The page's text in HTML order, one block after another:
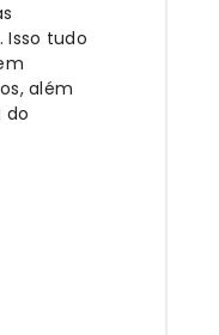
Isso tudo
além
do